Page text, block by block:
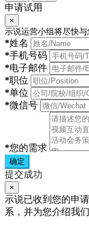
申请试用
×
示说运营小组将尽快
*姓名
*手机号码
*电子邮件
*职位
*单位
*微信号
*您的需求
确定
提交成功
×
示说已收到您的申
系，并为您介绍我